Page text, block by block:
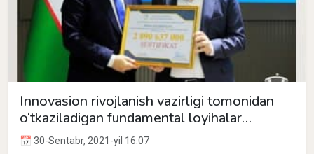
Innovasion rivojlanish vazirligi tomonidan
o‘tkaziladigan fundamental loyihalar
tanlovlari g‘oliblariga sertifikatlar topshirildi.
📅 30-Sentabr, 2021-yil 16:07